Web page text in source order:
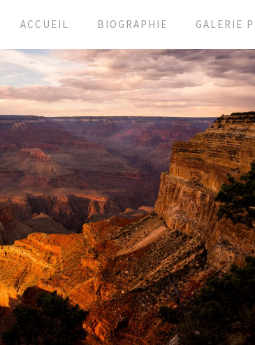
ACCUEIL BIOGRAPHIE GALERIE